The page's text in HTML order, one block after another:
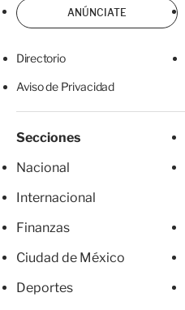
ANÚNCIATE
Directorio
Aviso de Privacidad
Secciones
Nacional
Internacional
Finanzas
Ciudad de México
Deportes